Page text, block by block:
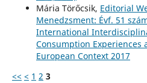
Mária Törőcsik, Editorial
Menedzsment: Évf. 51
International
Consumption Experiences
European Context 2017
<< < 1 2 3